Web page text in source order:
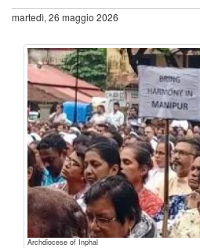
martedì, 26 maggio 2026
Archdiocese of Inphal